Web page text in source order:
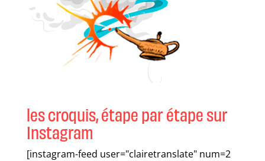
les croquis, étape par étape sur
Instagram
[instagram-feed user="clairetranslate" num=2